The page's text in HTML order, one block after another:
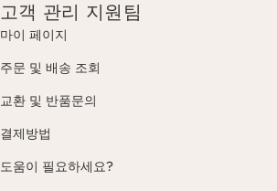
고객 관리 지원팀
마이 페이지
주문 및 배송 조회
교환 및 반품문의
결제방법
도움이 필요하세요?